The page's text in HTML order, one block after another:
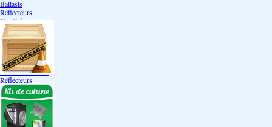
Ballasts
Réflecteurs
CoolTube
Accessoires
Eclairages LEDs
Eclairages ECO
Kits ECO
Ampoules ECO
Réflecteurs ECO
Réflecteurs
Accessoires
Box Discount
Box par marque
Hortibox
Homebox